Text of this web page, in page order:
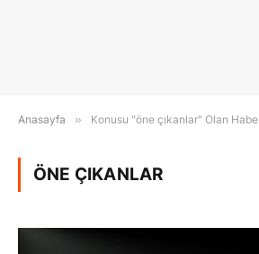
Anasayfa » Konusu "öne çıkanlar" Olan
ÖNE ÇIKANLAR